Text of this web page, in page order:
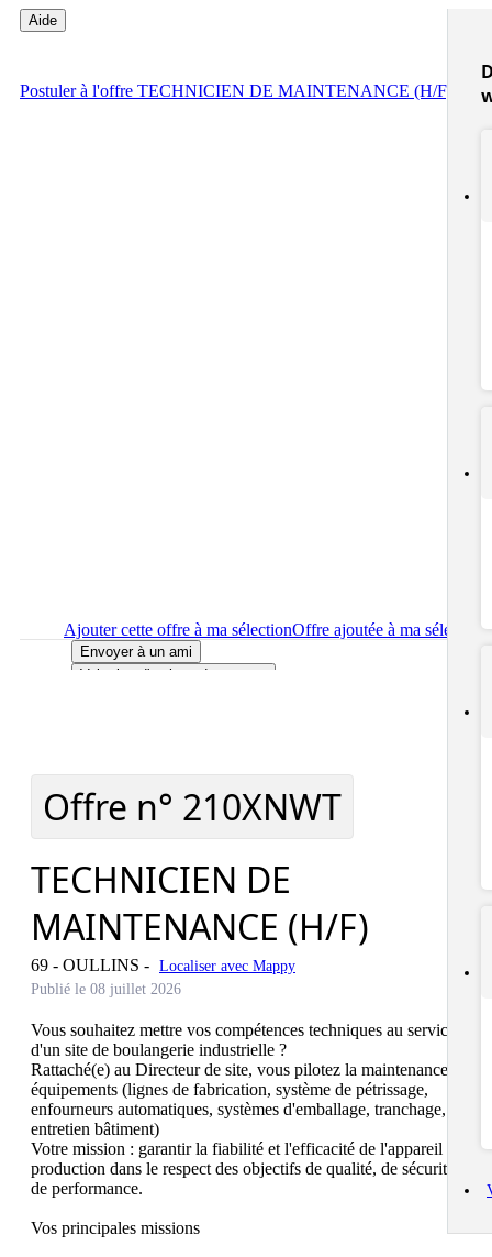
Aide
Postulerà l'offre TECHNICIEN DE MAINTENANCE (H/F)
Ajouter cette offre à ma sélectionOffre ajoutée à ma sélection
Envoyer à un ami
Voir plus d'options de partage
Offre n° 210XNWT
TECHNICIEN DE
MAINTENANCE (H/F)
69 - OULLINS - Localiser avec Mappy
Publié le 08 juillet 2026
Vous souhaitez mettre vos compétences techniques au service
d'un site de boulangerie industrielle ?
Rattaché(e) au Directeur de site, vous pilotez la maintenance des
équipements (lignes de fabrication, système de pétrissage,
enfourneurs automatiques, systèmes d'emballage, tranchage,
entretien bâtiment)
Votre mission : garantir la fiabilité et l'efficacité de l'appareil de
production dans le respect des objectifs de qualité, de sécurité et
de performance.
Vos principales missions